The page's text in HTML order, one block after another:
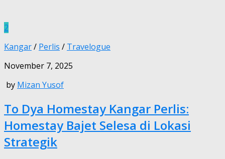
2
Kangar/ Perlis / Travelogue
November 7, 2025
by Mizan Yusof
To Dya Homestay Kangar Perlis:
Homestay Bajet Selesa di Lokasi
Strategik